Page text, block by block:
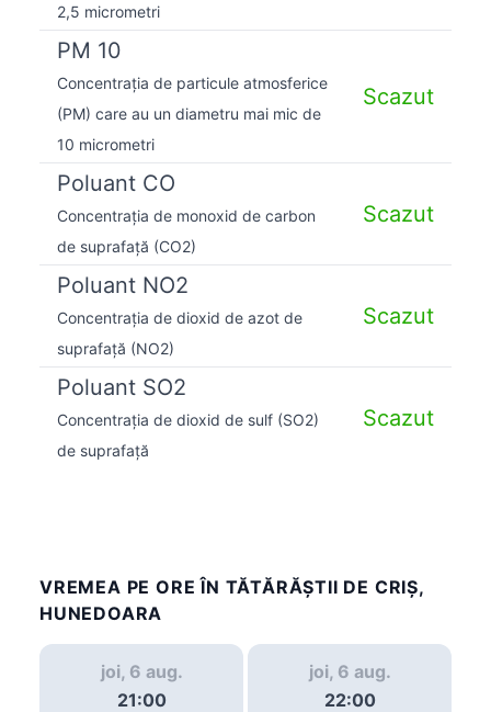
2,5 micrometri
PM 10
Concentrația de particule atmosferice
(PM) care au un diametru mai mic de
10 micrometri
Scazut
Poluant CO
Concentrația de monoxid de carbon
de suprafață (CO2)
Scazut
Poluant NO2
Concentrația de dioxid de azot de
suprafață (NO2)
Scazut
Poluant SO2
Concentrația de dioxid de sulf (SO2)
de suprafață
Scazut
VREMEA PE ORE ÎN TĂTĂRĂŞTII DE CRIŞ,
HUNEDOARA
joi, 6 aug.
21:00
joi, 6 aug.
22:00